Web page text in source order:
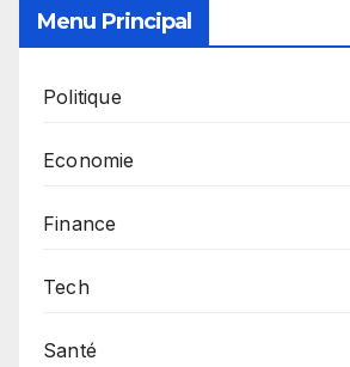
Menu Principal
Politique
Economie
Finance
Tech
Santé